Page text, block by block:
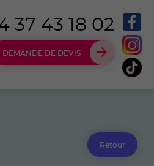
37 43 18 02
DEMANDE DE DEVIS
Retour